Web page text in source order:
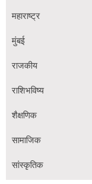
महाराष्ट्र
मुंबई
राजकीय
राशिभविष्य
शैक्षणिक
सामाजिक
सांस्कृतिक